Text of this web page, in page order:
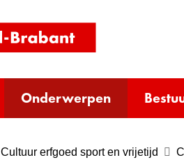
homepage)
Onderwerpen
Cultuur erfgoed sport en vrijetijd